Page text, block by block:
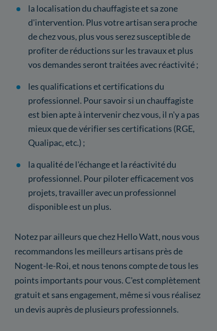
la localisation du chauffagiste et sa zone
d'intervention. Plus votre artisan sera proche
de chez vous, plus vous serez susceptible de
profiter de réductions sur les travaux et plus
vos demandes seront traitées avec réactivité ;
les qualifications et certifications du
professionnel. Pour savoir si un chauffagiste
est bien apte à intervenir chez vous, il n'y a pas
mieux que de vérifier ses certifications (RGE,
Qualipac, etc.) ;
la qualité de l'échange et la réactivité du
professionnel. Pour piloter efficacement vos
projets, travailler avec un professionnel
disponible est un plus.
Notez par ailleurs que chez Hello Watt, nous vous
recommandons les meilleurs artisans près de
Nogent-le-Roi, et nous tenons compte de tous les
points importants pour vous. C'est complètement
gratuit et sans engagement, même si vous réalisez
un devis auprès de plusieurs professionnels.